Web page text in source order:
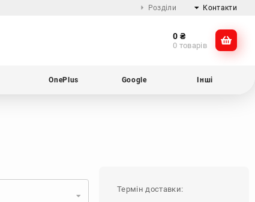
Розділи Контакти
@dikocase
0 ₴
0 товарів
OnePlus Google Інші
Термін доставки: